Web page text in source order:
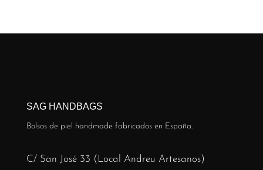
SAG HANDBAGS
Bolsos de piel handmade fabricados en España.
C/ San José 33 (Local Andreu Artesanos)